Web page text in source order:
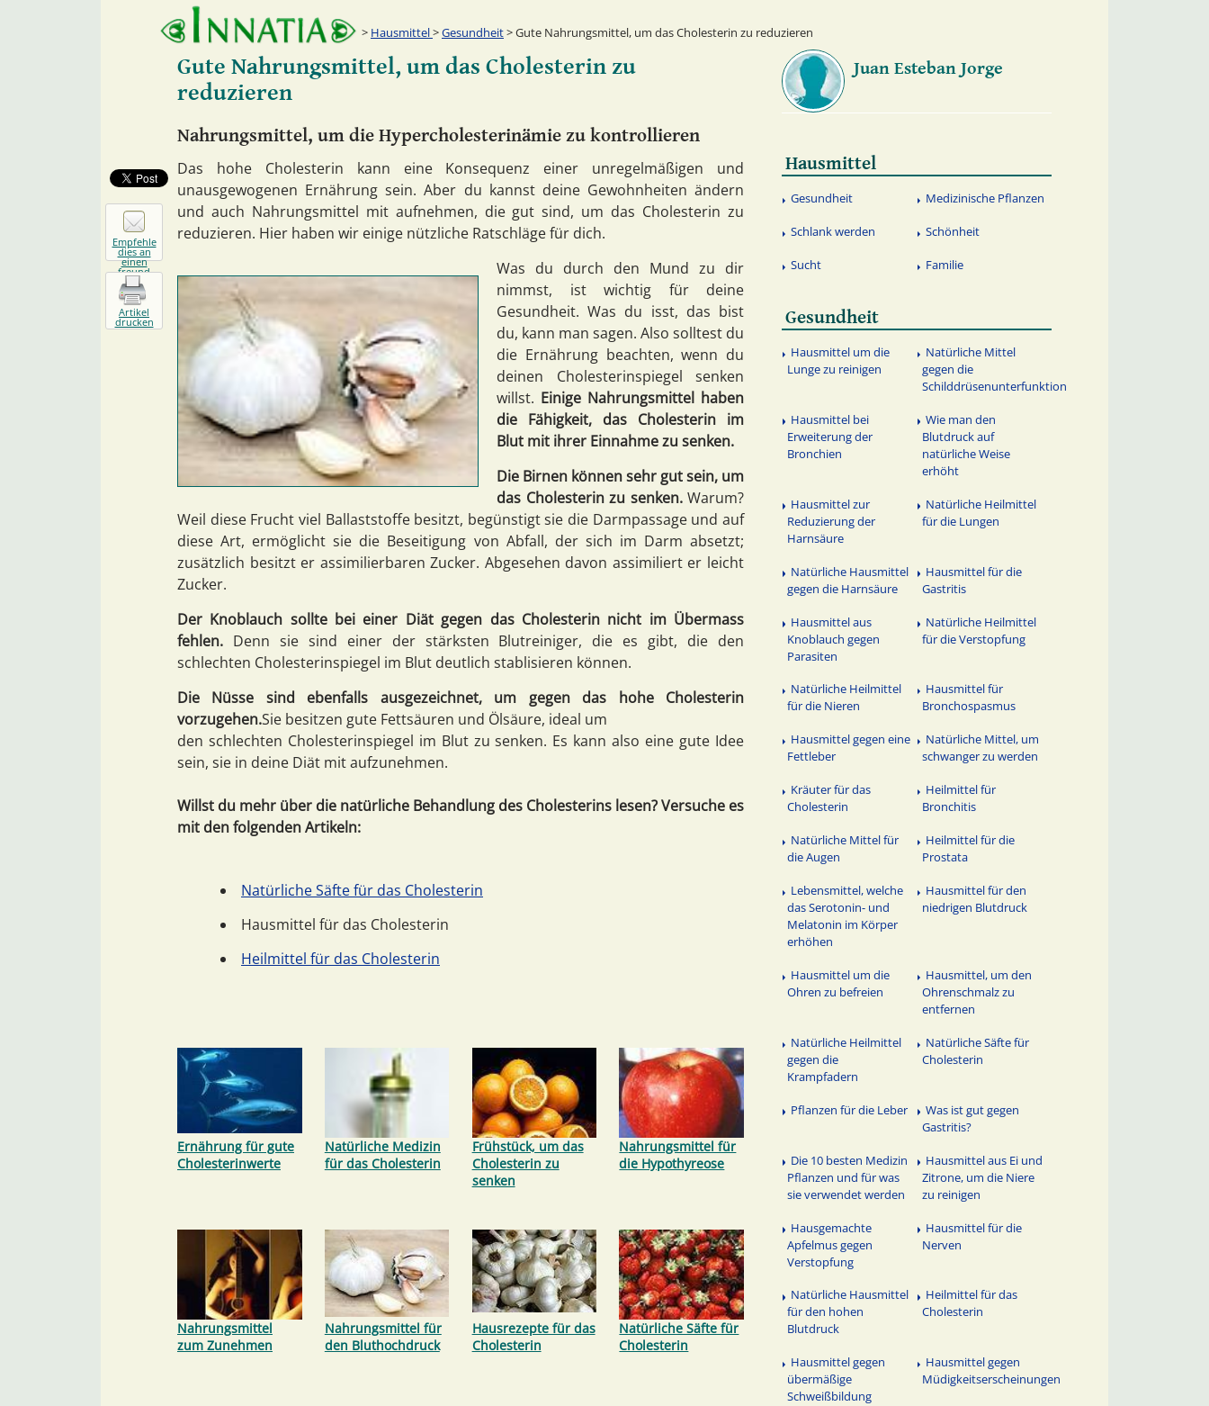
Hausmittel>Gesundheit> Gute Nahrungsmittel, um das Cholesterin zu reduzieren
Gute Nahrungsmittel, um das Cholesterin zu
reduzieren
Nahrungsmittel, um die Hypercholesterinämie zu kontrollieren
Das hohe Cholesterin kann eine Konsequenz einer unregelmäßigen und
unausgewogenen Ernährung sein. Aber du kannst deine Gewohnheiten ändern
und auch Nahrungsmittel mit aufnehmen, die gut sind, um das Cholesterin zu
reduzieren. Hier haben wir einige nützliche Ratschläge für dich.
Was du durch den Mund zu dir
nimmst, ist wichtig für deine
Gesundheit. Was du isst, das bist
du, kann man sagen. Also solltest du
die Ernährung beachten, wenn du
deinen Cholesterinspiegel senken
willst. Einige Nahrungsmittel haben
die Fähigkeit, das Cholesterin im
Blut mit ihrer Einnahme zu senken.
Die Birnen können sehr gut sein, um
das Cholesterin zu senken.Warum?
Weil diese Frucht viel Ballaststoffe besitzt, begünstigt sie die Darmpassage und auf
diese Art, ermöglicht sie die Beseitigung von Abfall, der sich im Darm absetzt;
zusätzlich besitzt er assimilierbaren Zucker. Abgesehen davon assimiliert er leicht
Zucker.
Der Knoblauch sollte bei einer Diät gegen das Cholesterin nicht im Übermass
fehlen. Denn sie sind einer der stärksten Blutreiniger, die es gibt, die den
schlechten Cholesterinspiegel im Blut deutlich stablisieren können.
Die Nüsse sind ebenfalls ausgezeichnet, um gegen das hohe Cholesterin
vorzugehen.Sie besitzen gute Fettsäuren und Ölsäure, ideal um
den schlechten Cholesterinspiegel im Blut zu senken. Es kann also eine gute Idee
sein, sie in deine Diät mit aufzunehmen.
Willst du mehr über die natürliche Behandlung des Cholesterins lesen? Versuche es
mit den folgenden Artikeln:
Natürliche Säfte für das Cholesterin
Hausmittel für das Cholesterin
Heilmittel für das Cholesterin
Ernährung für gute
Cholesterinwerte
Natürliche Medizin
für das Cholesterin
Frühstück, um das
Cholesterin zu
senken
Nahrungsmittel für
die Hypothyreose
Nahrungsmittel
zum Zunehmen
Nahrungsmittel für
den Bluthochdruck
Hausrezepte für das
Cholesterin
Natürliche Säfte für
Cholesterin
Juan Esteban Jorge
Hausmittel
Gesundheit Medizinische Pflanzen
Schlank werden Schönheit
Sucht Familie
Gesundheit
Hausmittel um die
Lunge zu reinigen
Natürliche Mittel
gegen die
Schilddrüsenunterfunktion
Hausmittel bei
Erweiterung der
Bronchien
Wie man den
Blutdruck auf
natürliche Weise
erhöht
Hausmittel zur
Reduzierung der
Harnsäure
Natürliche Heilmittel
für die Lungen
Natürliche Hausmittel
gegen die Harnsäure
Hausmittel für die
Gastritis
Hausmittel aus
Knoblauch gegen
Parasiten
Natürliche Heilmittel
für die Verstopfung
Natürliche Heilmittel
für die Nieren
Hausmittel für
Bronchospasmus
Hausmittel gegen eine
Fettleber
Natürliche Mittel, um
schwanger zu werden
Kräuter für das
Cholesterin
Heilmittel für
Bronchitis
Natürliche Mittel für
die Augen
Heilmittel für die
Prostata
Lebensmittel, welche
das Serotonin- und
Melatonin im Körper
erhöhen
Hausmittel für den
niedrigen Blutdruck
Hausmittel um die
Ohren zu befreien
Hausmittel, um den
Ohrenschmalz zu
entfernen
Natürliche Heilmittel
gegen die
Krampfadern
Natürliche Säfte für
Cholesterin
Pflanzen für die Leber
Was ist gut gegen
Gastritis?
Die 10 besten Medizin
Pflanzen und für was
sie verwendet werden
Hausmittel aus Ei und
Zitrone, um die Niere
zu reinigen
Hausgemachte
Apfelmus gegen
Verstopfung
Hausmittel für die
Nerven
Natürliche Hausmittel
für den hohen
Blutdruck
Heilmittel für das
Cholesterin
Hausmittel gegen
übermäßige
Schweißbildung
Hausmittel gegen
Müdigkeitserscheinungen
Empfehle
dies an
einen
freund
Artikel
drucken